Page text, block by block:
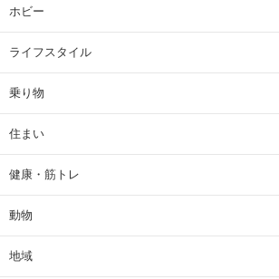
ホビー
ライフスタイル
乗り物
住まい
健康・筋トレ
動物
地域